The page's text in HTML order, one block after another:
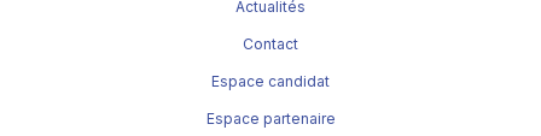
Actualités
Contact
Espace candidat
Espace partenaire